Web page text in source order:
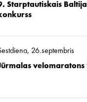
Starptautiskais
26.septembris
velomaratons